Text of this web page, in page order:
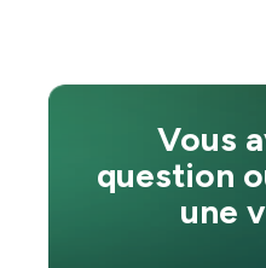
Vous
question
une